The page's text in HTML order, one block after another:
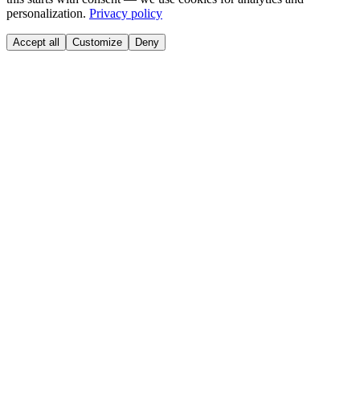
personalization. Privacy policy
Accept all Customize Deny